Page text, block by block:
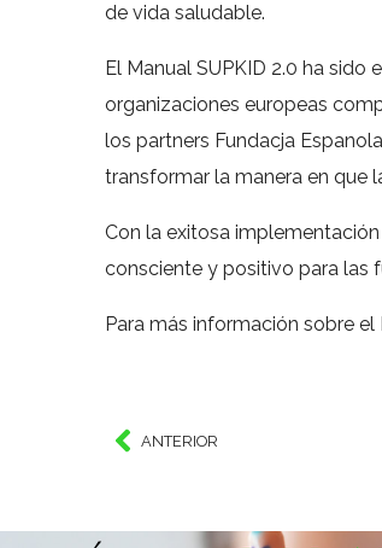
de vida saludable.
El Manual SUPKID 2.0 ha
organizaciones europeas
los partners Fundacja
transformar la manera en que
Con la exitosa
consciente y positivo para las
Para más información sobre
ANTERIOR